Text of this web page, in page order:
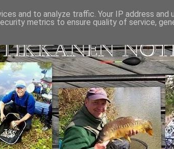
and to analyze traffic. Your IP address and
metrics to ensure quality of service,